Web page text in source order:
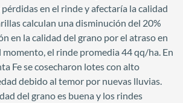
en el rinde y afectaría la calidad
calculan una disminución del 20%
en la calidad del grano por el atraso en
momento, el rinde promedia 44 qq/ha. En
Fe se cosecharon lotes con alto
debido al temor por nuevas lluvias.
del grano es buena y los rindes